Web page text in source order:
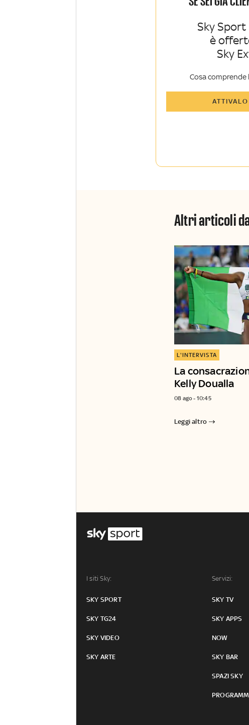
Sky
è
Sky
Cosa
Sky TG24 Insider
Altri articoli
La
Kelly Doualla
L'INTERVISTA
08 ago - 10:45
Leggi altro
I siti Sky:
SKY SPORT
SKY TG24
SKY VIDEO
SKY ARTE
Servizi:
SKY TV
SKY APPS
NOW
SKY BAR
SPAZI SKY